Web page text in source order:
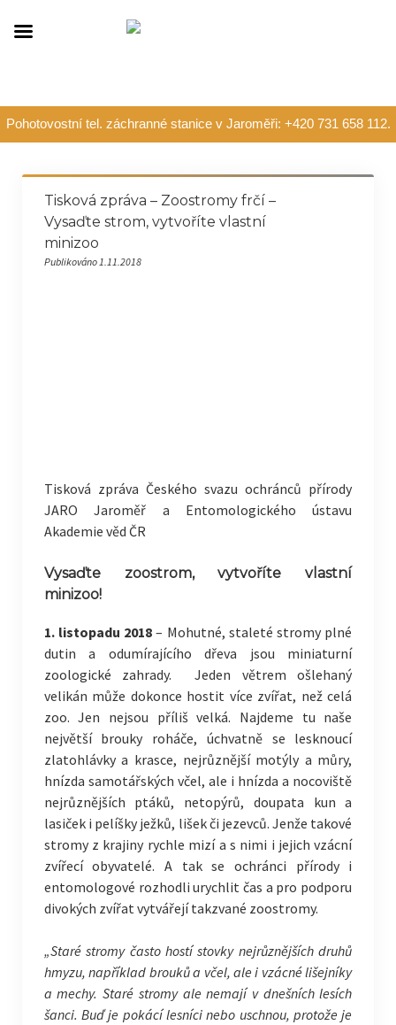
Pohotovostní tel. záchranné stanice v Jaroměři: +420 731 658 112.
Tisková zpráva – Zoostromy frčí –
Vysaďte strom, vytvoříte vlastní
minizoo
Publikováno 1.11.2018
Tisková zpráva Českého svazu ochránců přírody
JARO Jaroměř a Entomologického ústavu
Akademie věd ČR
Vysaďte zoostrom, vytvoříte vlastní
minizoo!
1. listopadu 2018 – Mohutné, staleté stromy plné
dutin a odumírajícího dřeva jsou miniaturní
zoologické zahrady. Jeden větrem ošlehaný
velikán může dokonce hostit více zvířat, než celá
zoo. Jen nejsou příliš velká. Najdeme tu naše
největší brouky roháče, úchvatně se lesknoucí
zlatohlávky a krasce, nejrůznější motýly a můry,
hnízda samotářských včel, ale i hnízda a nocoviště
nejrůznějších ptáků, netopýrů, doupata kun a
lasiček i pelíšky ježků, lišek či jezevců. Jenže takové
stromy z krajiny rychle mizí a s nimi i jejich vzácní
zvířecí obyvatelé. A tak se ochránci přírody i
entomologové rozhodli urychlit čas a pro podporu
divokých zvířat vytvářejí takzvané zoostromy.
„Staré stromy často hostí stovky nejrůznějších druhů
hmyzu, například brouků a včel, ale i vzácné lišejníky
a mechy. Staré stromy ale nemají v dnešních lesích
šanci. Buď je pokácí lesníci nebo uschnou, protože je